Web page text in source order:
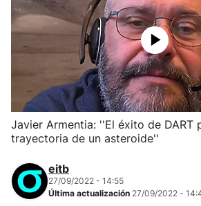
Javier Armentia: ''El éxito de DART
trayectoria de un asteroide''
eitb
27/09/2022 - 14:55
Última actualización 27/09/2022 -